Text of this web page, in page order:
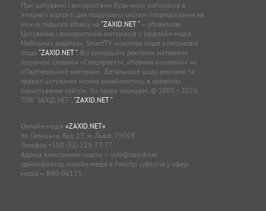
При цитуванні і використанні будь-яких матеріалів в
Інтернеті відкриті для пошукових систем гіперпосилання не
нижче першого абзацу на "ZAXID.NET "— обов’язкові.
Цитування і використання матеріалів у оффлайн-медіа,
Мобільних додатках, SmartTV можливе лише з письмової
згоди "ZAXID.NET ". Всі комерційні рекламні матеріали
позначені словами «Спецпроєкт», «Новини компаній» чи
«Партнерський матеріал». Детальніше щодо реклами та
правил цитування можна ознайомитись в правилах
користування сайтом. Усі права захищені. © 2005—2026,
ТОВ “ЗАХІД.НЕТ”, "ZAXID.NET ".
Онлайн-медіа «ZAXID.NET»
пл. Галицька, буд. 15, м. Львів, 79008
Телефон +380 (32) 229-77-77
Адреса електронної пошти — info@zaxid.net
Ідентифікатор онлайн-медіа в Реєстрі суб'єктів у сфері
медіа — R40-06155